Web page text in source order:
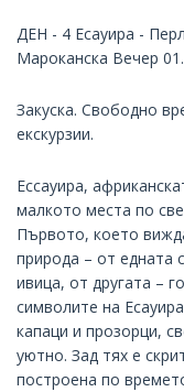
ДЕН - 4 Есауира -
Мароканска Вечер
Закуска. Свободно
екскурзии.
Ессауира,
малкото места по
Първото, което
природа – от едната
ивица, от другата –
символите на
капаци и прозорци,
уютно. Зад тях е
построена по